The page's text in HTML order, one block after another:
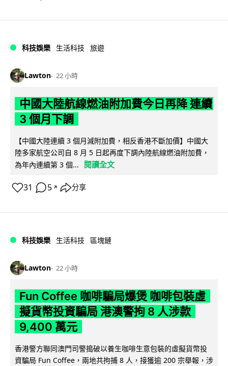
科技娛樂 生活科技 旅遊
Lawton 22 小時
中國大陸航線燃油附加費今日再降 連續
3 個月下調
【中國大陸連續 3 個月減附加費，相反香港不斷加價】中國大
陸多家航空公司自 8 月 5 日起再度下調內陸航線燃油附加費，
為年內連續第 3 個...
閱讀全文
31 5 ↗ 分享
科技娛樂 生活科技 區塊鏈
Lawton 22 小時
Fun Coffee 咖啡騙局爆煲 咖啡包裝虛
擬貨幣投資騙局 港澳警拘 8 人涉款
9,400 萬元
香港警方聯同澳門司警搗破以養生咖啡生意包裝的虛擬貨幣投
資騙局 Fun Coffee，兩地共拘捕 8 人，接獲逾 200 宗舉報，涉